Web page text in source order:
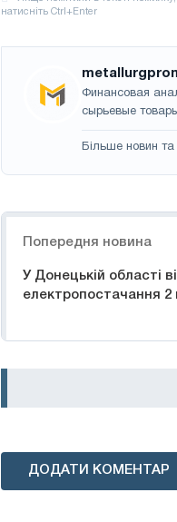
Финансовая
сырьевые
Більше новин та
Попередня новина
У Донецькій області
електропостачання 2
ДОДАТИ КОМЕНТАР